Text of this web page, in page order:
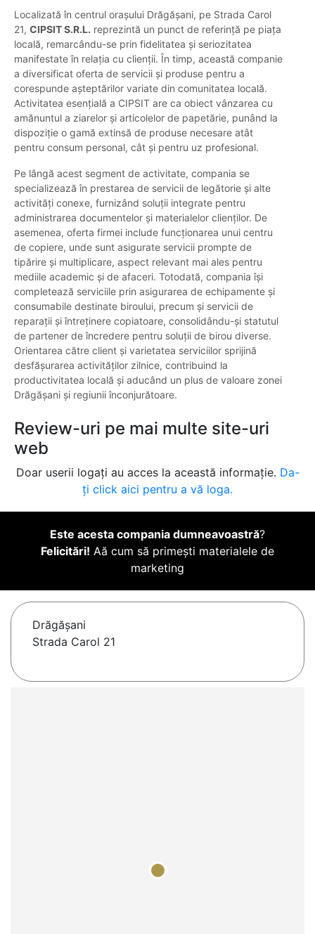
Localizată în centrul orașului Drăgășani, pe Strada Carol
21, CIPSIT S.R.L. reprezintă un punct de referință pe piața
locală, remarcându-se prin fidelitatea și seriozitatea
manifestate în relația cu clienții. În timp, această companie
a diversificat oferta de servicii și produse pentru a
corespunde așteptărilor variate din comunitatea locală.
Activitatea esențială a CIPSIT are ca obiect vânzarea cu
amănuntul a ziarelor și articolelor de papetărie, punând la
dispoziție o gamă extinsă de produse necesare atât
pentru consum personal, cât și pentru uz profesional.
Pe lângă acest segment de activitate, compania se
specializează în prestarea de servicii de legătorie și alte
activități conexe, furnizând soluții integrate pentru
administrarea documentelor și materialelor clienților. De
asemenea, oferta firmei include funcționarea unui centru
de copiere, unde sunt asigurate servicii prompte de
tipărire și multiplicare, aspect relevant mai ales pentru
mediile academic și de afaceri. Totodată, compania își
completează serviciile prin asigurarea de echipamente și
consumabile destinate biroului, precum și servicii de
reparații și întreținere copiatoare, consolidându-și statutul
de partener de încredere pentru soluții de birou diverse.
Orientarea către client și varietatea serviciilor sprijină
desfășurarea activităților zilnice, contribuind la
productivitatea locală și aducând un plus de valoare zonei
Drăgășani și regiunii înconjurătoare.
Review-uri pe mai multe site-uri
web
Doar userii logați au acces la această informație. Da-
ți click aici pentru a vă loga.
Este acesta compania dumneavoastră?
Felicitări! Aă cum să primești materialele de
marketing
Drăgăşani
Strada Carol 21